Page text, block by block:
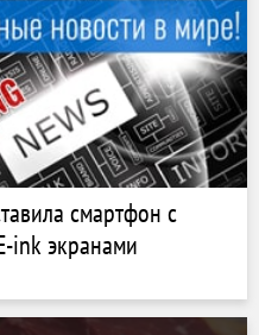
смартфон с
ink экранами